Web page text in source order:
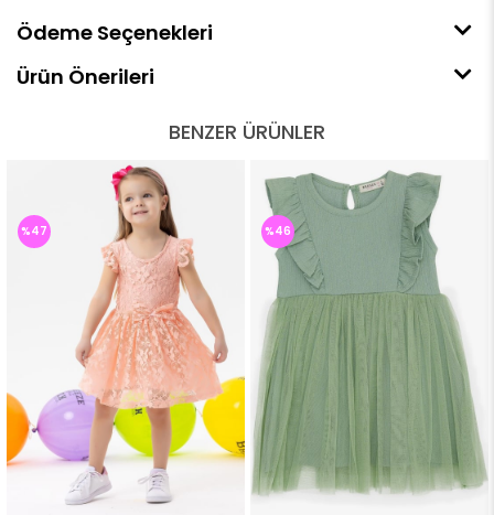
Ödeme Seçenekleri
Ürün Önerileri
BENZER ÜRÜNLER
%47 %46